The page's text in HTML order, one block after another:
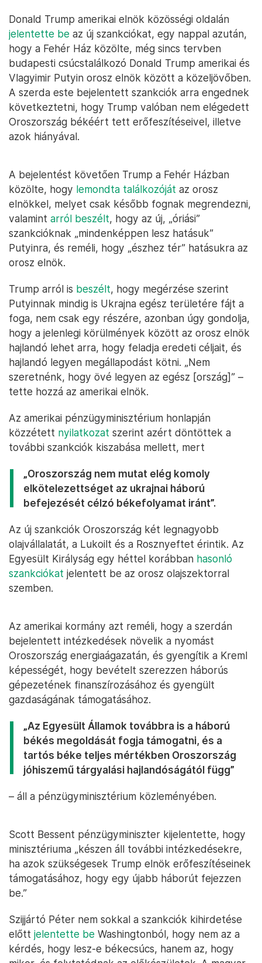
Donald Trump amerikai elnök közösségi oldalán
jelentette be az új szankciókat, egy nappal azután,
hogy a Fehér Ház közölte, még sincs tervben
budapesti csúcstalálkozó Donald Trump amerikai és
Vlagyimir Putyin orosz elnök között a közeljövőben.
A szerda este bejelentett szankciók arra engednek
következtetni, hogy Trump valóban nem elégedett
Oroszország békéért tett erőfeszítéseivel, illetve
azok hiányával.
A bejelentést követően Trump a Fehér Házban
közölte, hogy lemondta találkozóját az orosz
elnökkel, melyet csak később fognak megrendezni,
valamint arról beszélt, hogy az új, „óriási”
szankcióknak „mindenképpen lesz hatásuk”
Putyinra, és reméli, hogy „észhez tér” hatásukra az
orosz elnök.
Trump arról is beszélt, hogy megérzése szerint
Putyinnak mindig is Ukrajna egész területére fájt a
foga, nem csak egy részére, azonban úgy gondolja,
hogy a jelenlegi körülmények között az orosz elnök
hajlandó lehet arra, hogy feladja eredeti céljait, és
hajlandó legyen megállapodást kötni. „Nem
szeretnénk, hogy övé legyen az egész [ország]” –
tette hozzá az amerikai elnök.
Az amerikai pénzügyminisztérium honlapján
közzétett nyilatkozat szerint azért döntöttek a
további szankciók kiszabása mellett, mert
„Oroszország nem mutat elég komoly
elkötelezettséget az ukrajnai háború
befejezését célzó békefolyamat iránt”.
Az új szankciók Oroszország két legnagyobb
olajvállalatát, a Lukoilt és a Rosznyeftet érintik. Az
Egyesült Királyság egy héttel korábban hasonló
szankciókat jelentett be az orosz olajszektorral
szemben.
Az amerikai kormány azt reméli, hogy a szerdán
bejelentett intézkedések növelik a nyomást
Oroszország energiaágazatán, és gyengítik a Kreml
képességét, hogy bevételt szerezzen háborús
gépezetének finanszírozásához és gyengült
gazdaságának támogatásához.
„Az Egyesült Államok továbbra is a háború
békés megoldását fogja támogatni, és a
tartós béke teljes mértékben Oroszország
jóhiszemű tárgyalási hajlandóságától függ”
– áll a pénzügyminisztérium közleményében.
Scott Bessent pénzügyminiszter kijelentette, hogy
minisztériuma „készen áll további intézkedésekre,
ha azok szükségesek Trump elnök erőfeszítéseinek
támogatásához, hogy egy újabb háborút fejezzen
be.”
Szijjártó Péter nem sokkal a szankciók kihirdetése
előtt jelentette be Washingtonból, hogy nem az a
kérdés, hogy lesz-e békecsúcs, hanem az, hogy